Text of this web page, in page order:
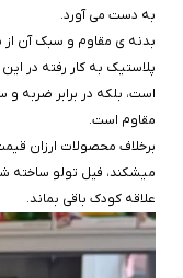
به دست می‌ آورد.
بدنه‌ ی مقاوم و سبک آن از
پلاستیک به کار رفته در
است، بلکه در برابر ضربه
مقاوم است.
برخلاف محصولات ارزان‌
میشکند، فیل تولو ساخته
علاقه کودک باقی بماند.